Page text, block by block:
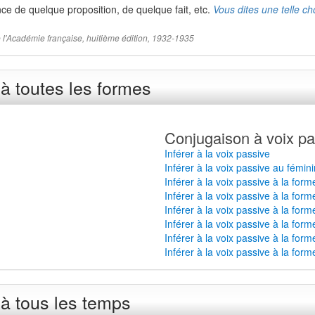
de quelque proposition, de quelque fait, etc. Vous dites une telle
française, huitième édition, 1932-1935
toutes les formes
Conjugaison à voix
Inférer à la voix passive
Inférer à la voix passive au
Inférer à la voix passive à la
Inférer à la voix passive à la
Inférer à la voix passive à la
Inférer à la voix passive à la
Inférer à la voix passive à la
Inférer à la voix passive à la
tous les temps